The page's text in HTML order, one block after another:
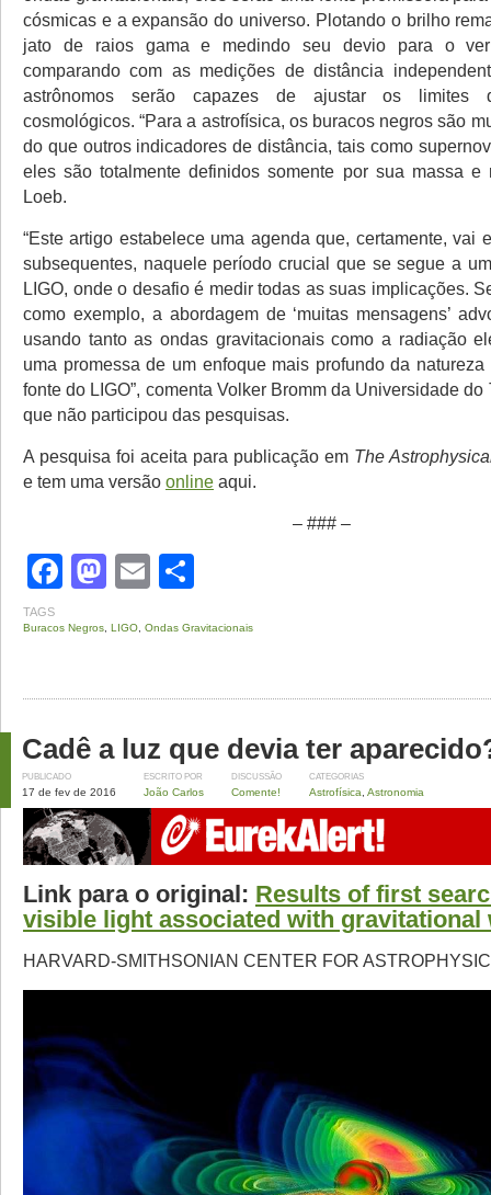
cósmicas e a expansão do universo. Plotando o brilho
jato de raios gama e medindo seu devio para o
comparando com as medições de distância
astrônomos serão capazes de ajustar os limites
cosmológicos. “Para a astrofísica, os buracos negros são
do que outros indicadores de distância, tais como
eles são totalmente definidos somente por sua massa e
Loeb.
“Este artigo estabelece uma agenda que, certamente, vai
subsequentes, naquele período crucial que se segue a
LIGO, onde o desafio é medir todas as suas implicações.
como exemplo, a abordagem de ‘muitas mensagens’
usando tanto as ondas gravitacionais como a radiação
uma promessa de um enfoque mais profundo da
fonte do LIGO”, comenta Volker Bromm da Universidade do
que não participou das pesquisas.
A pesquisa foi aceita para publicação em The
e tem uma versão online aqui.
– ### –
Facebook
Mastodon
Email
TAGS
Buracos Negros LIGO Ondas Gravitacionais
Cadê a luz que devia ter
PUBLICADO
17 de fev de 2016
ESCRITO POR
João Carlos
DISCUSSÃO
Comente!
CATEGORIAS
Astrofísica Astronomia
Link para o original: Results of first
visible light associated with gravitational
HARVARD-SMITHSONIAN CENTER FOR